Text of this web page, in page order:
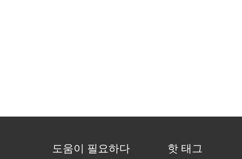
도움이 필요하다 핫 태그